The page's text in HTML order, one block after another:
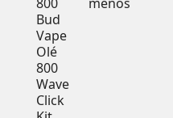
Bud
Vape
Olé
800
Wave
Click